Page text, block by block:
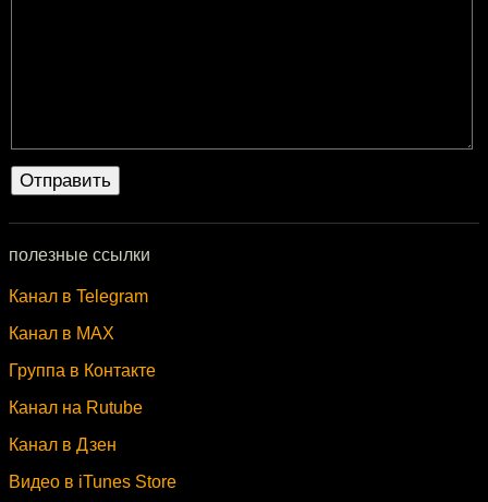
полезные ссылки
Канал в Telegram
Канал в MAX
Группа в Контакте
Канал на Rutube
Канал в Дзен
Видео в iTunes Store